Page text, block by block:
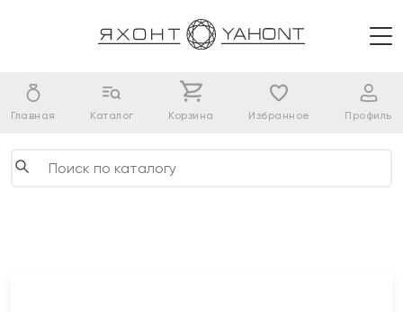
Главная Каталог Корзина Избранное Профиль